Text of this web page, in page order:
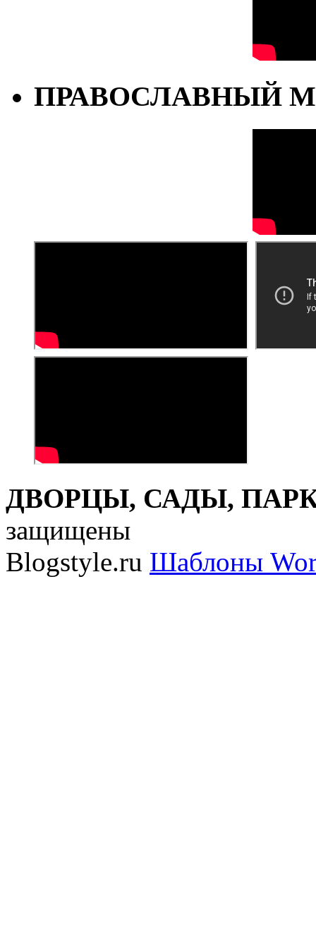
ПРАВОСЛАВНЫЙ
ДВОРЦЫ, САДЫ,
защищены
Blogstyle.ru Шаблоны